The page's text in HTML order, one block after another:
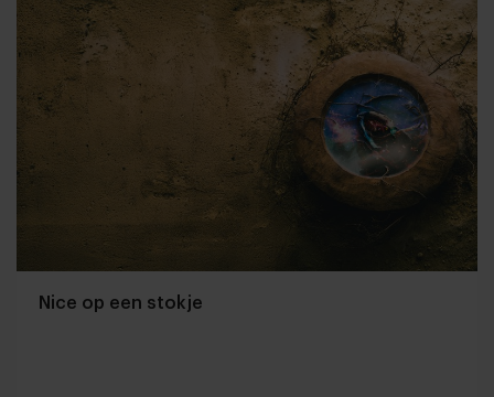
Nice op een stokje